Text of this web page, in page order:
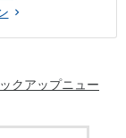
クアップニュー